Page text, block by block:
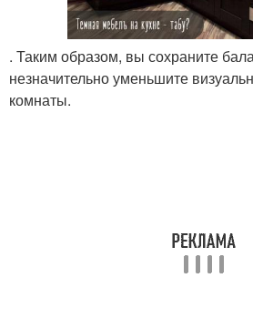
. Таким образом, вы сохраните
незначительно уменьшите
комнаты.